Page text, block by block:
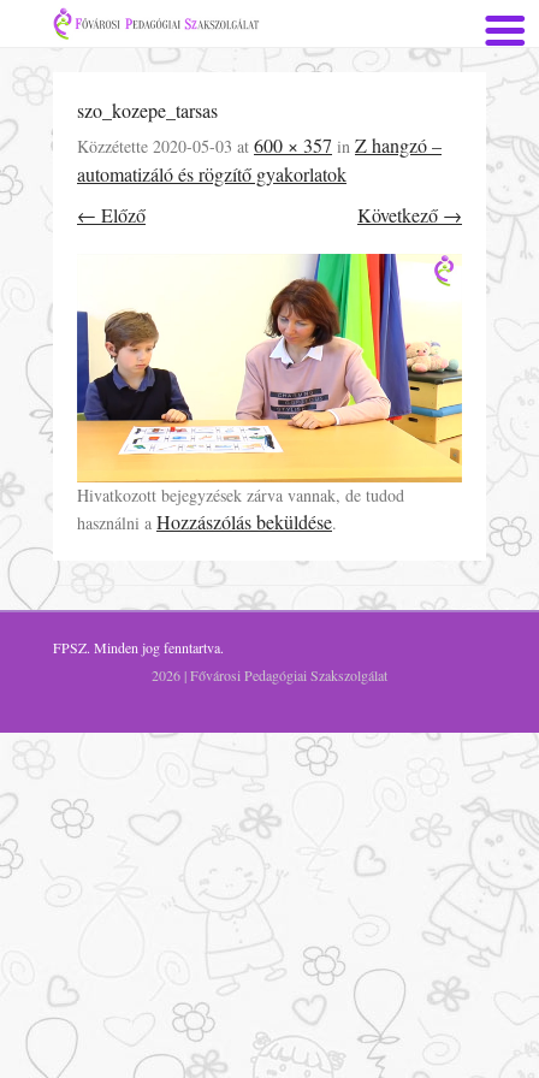
szo_kozepe_tarsas
Közzétette 2020-05-03 at 600 × 357 in Z hangzó –
automatizáló és rögzítő gyakorlatok
← Előző
Következő →
Hivatkozott bejegyzések zárva vannak, de tudod
használni a Hozzászólás beküldése.
FPSZ. Minden jog fenntartva.
2026 | Fővárosi Pedagógiai Szakszolgálat